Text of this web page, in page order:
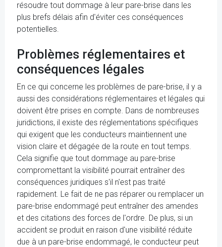
résoudre tout dommage à leur pare-brise dans les
plus brefs délais afin d'éviter ces conséquences
potentielles.
Problèmes réglementaires et
conséquences légales
En ce qui concerne les problèmes de pare-brise, il y a
aussi des considérations réglementaires et légales qui
doivent être prises en compte. Dans de nombreuses
juridictions, il existe des réglementations spécifiques
qui exigent que les conducteurs maintiennent une
vision claire et dégagée de la route en tout temps.
Cela signifie que tout dommage au pare-brise
compromettant la visibilité pourrait entraîner des
conséquences juridiques s'il n'est pas traité
rapidement. Le fait de ne pas réparer ou remplacer un
pare-brise endommagé peut entraîner des amendes
et des citations des forces de l'ordre. De plus, si un
accident se produit en raison d'une visibilité réduite
due à un pare-brise endommagé, le conducteur peut